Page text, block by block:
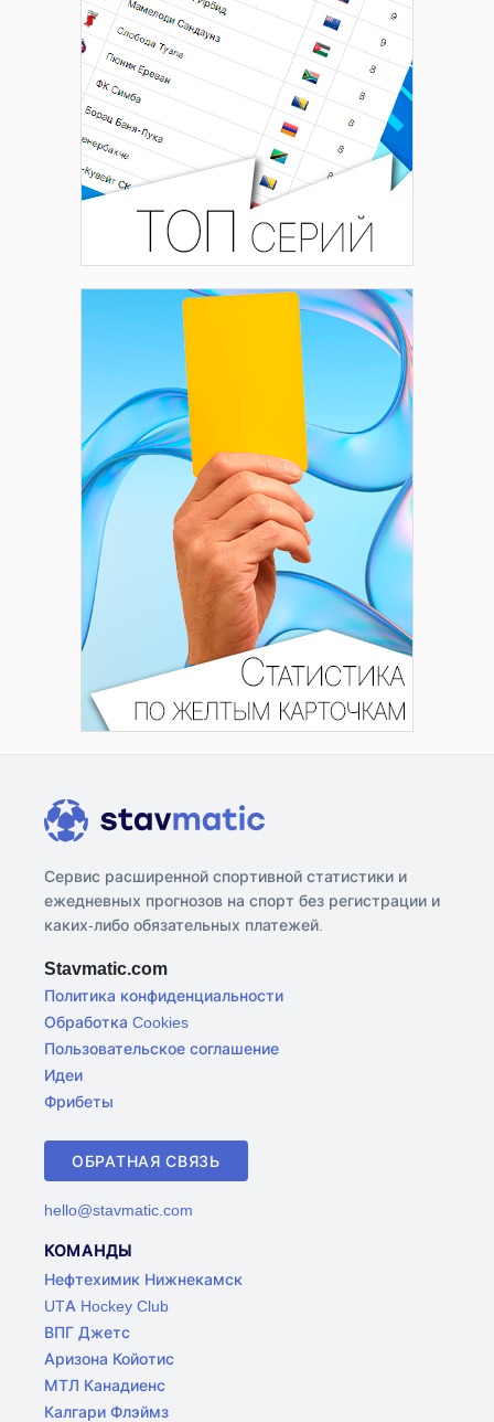
Сервис расширенной спортивной статистики и
ежедневных прогнозов на спорт без регистрации и
каких-либо обязательных платежей.
Stavmatic.com
Политика конфиденциальности
Обработка Cookies
Пользовательское соглашение
Идеи
Фрибеты
ОБРАТНАЯ СВЯЗЬ
hello@stavmatic.com
КОМАНДЫ
Нефтехимик Нижнекамск
UTA Hockey Club
ВПГ Джетс
Аризона Койотис
МТЛ Канадиенс
Калгари Флэймз